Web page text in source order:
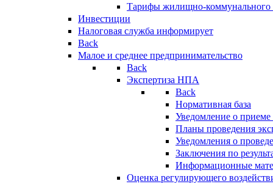
Тарифы жилищно-коммунального
Инвестиции
Налоговая служба информирует
Back
Малое и среднее предпринимательство
Back
Экспертиза НПА
Back
Нормативная база
Уведомление о
Планы проведения
Уведомления о
Заключения по
Информационные
Оценка регулирующего